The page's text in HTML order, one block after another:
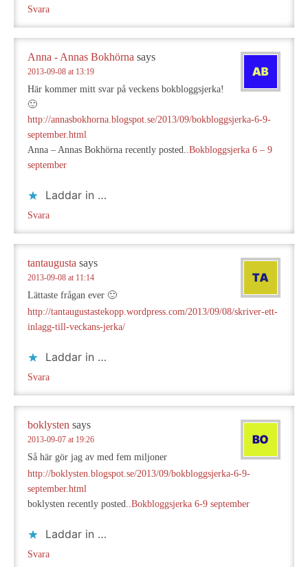
Svara
Anna - Annas Bokhörna says
2013-09-08 at 13:19
Här kommer mitt svar på veckens bokbloggsjerka!
🙂
http://annasbokhorna.blogspot.se/2013/09/bokbloggsjerka-6-9-
september.html
Anna – Annas Bokhörna recently posted..Bokbloggsjerka 6 – 9
september
Laddar in …
Svara
tantaugusta says
2013-09-08 at 11:14
Lättaste frågan ever 🙂
http://tantaugustastekopp.wordpress.com/2013/09/08/skriver-ett-
inlagg-till-veckans-jerka/
Laddar in …
Svara
boklysten says
2013-09-07 at 19:26
Så här gör jag av med fem miljoner
http://boklysten.blogspot.se/2013/09/bokbloggsjerka-6-9-
september.html
boklysten recently posted..Bokbloggsjerka 6-9 september
Laddar in …
Svara